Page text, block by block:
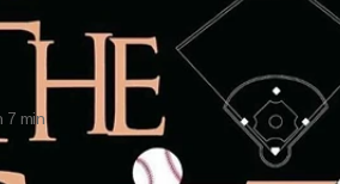
7 min
39 - Winter Olympics, MLB